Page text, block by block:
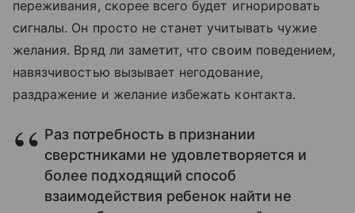
переживания, скорее всего будет игнорировать
сигналы. Он просто не станет учитывать чужие
желания. Вряд ли заметит, что своим поведением,
навязчивостью вызывает негодование,
раздражение и желание избежать контакта.
Раз потребность в признании
сверстниками не удовлетворяется и
более подходящий способ
взаимодействия ребенок найти не